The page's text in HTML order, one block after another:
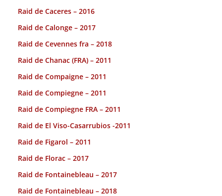
Raid de Caceres – 2016
Raid de Calonge – 2017
Raid de Cevennes fra – 2018
Raid de Chanac (FRA) – 2011
Raid de Compaigne – 2011
Raid de Compiegne – 2011
Raid de Compiegne FRA – 2011
Raid de El Viso-Casarrubios -2011
Raid de Figarol – 2011
Raid de Florac – 2017
Raid de Fontainebleau – 2017
Raid de Fontainebleau – 2018